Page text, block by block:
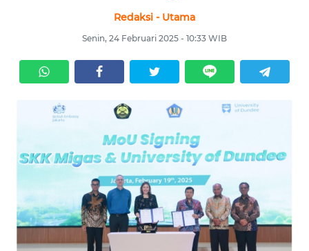
Redaksi - Utama
Senin, 24 Februari 2025 - 10:33 WIB
OPINI
BERITA
KAMI
INFO